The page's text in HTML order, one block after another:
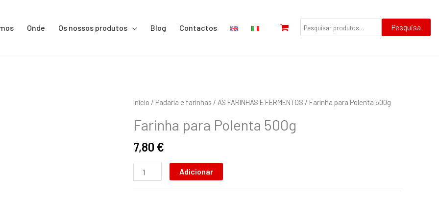
Onde Os nossos produtos Blog Contactos
por:
Pesquisa
Início / Padaria e farinhas / AS FARINHAS E FERMENTOS / Farinha para Polenta 500g
Farinha para Polenta 500g
7,80 €
Quantidade
Farinha
Polenta
500g
Adicionar